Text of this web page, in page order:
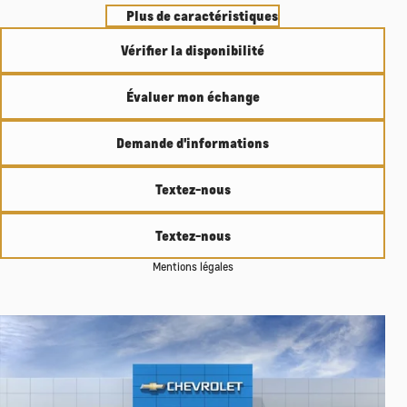
Plus de caractéristiques
Vérifier la disponibilité
Évaluer mon échange
Demande d'informations
Textez-nous
Textez-nous
Mentions légales
Afficher 1 images en plus
Voir plus